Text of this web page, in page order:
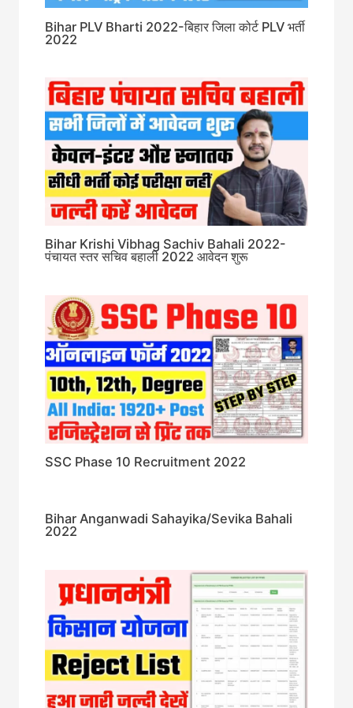
Bihar PLV Bharti 2022-बिहार जिला कोर्ट PLV भर्ती
2022
Bihar Krishi Vibhag Sachiv Bahali 2022-
पंचायत स्तर सचिव बहाली 2022 आवेदन शुरू
SSC Phase 10 Recruitment 2022
Bihar Anganwadi Sahayika/Sevika Bahali
2022